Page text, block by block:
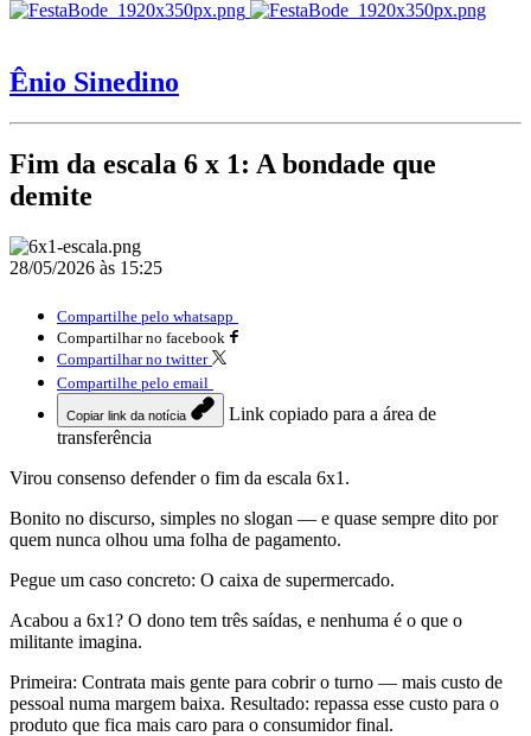
Ênio Sinedino
Fim da escala 6 x 1: A bondade que
demite
28/05/2026 às 15:25
Compartilhe pelo whatsapp
Compartilhar no facebook
Compartilhar no twitter
Compartilhe pelo email
Copiar link da notícia
Link copiado para a área de
transferência
Virou consenso defender o fim da escala 6x1.
Bonito no discurso, simples no slogan — e quase sempre dito por
quem nunca olhou uma folha de pagamento.
Pegue um caso concreto: O caixa de supermercado.
Acabou a 6x1? O dono tem três saídas, e nenhuma é o que o
militante imagina.
Primeira: Contrata mais gente para cobrir o turno — mais custo de
pessoal numa margem baixa. Resultado: repassa esse custo para o
produto que fica mais caro para o consumidor final.